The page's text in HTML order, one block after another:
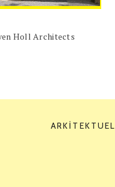
Holl Architects
ARKITEKTUEL